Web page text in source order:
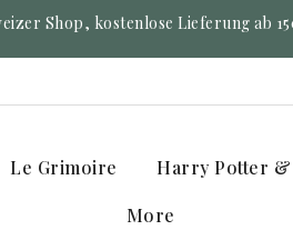
Shop, kostenlose Lieferung ab
Le Grimoire Harry Potter &
More